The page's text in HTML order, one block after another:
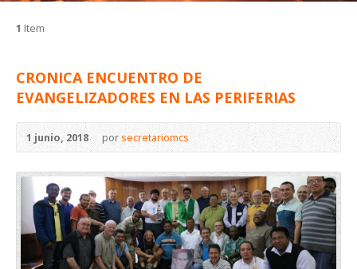
1 Item
CRONICA ENCUENTRO DE
EVANGELIZADORES EN LAS PERIFERIAS
1 junio, 2018 porsecretariomcs